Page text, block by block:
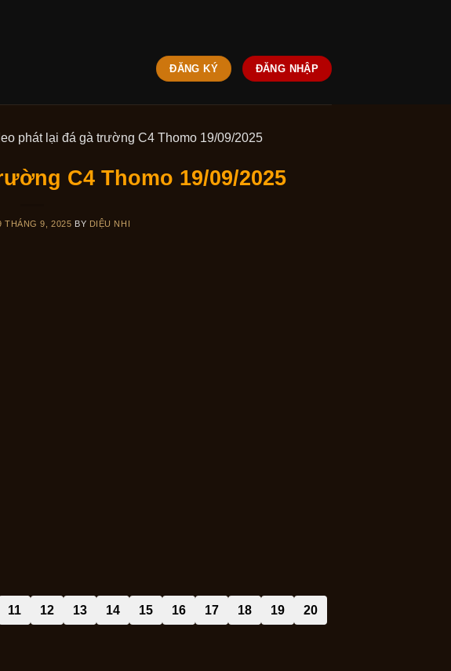
ĐĂNG KÝ ĐĂNG NHẬP
phát lại đá gà trường C4 Thomo 19/09/2025
C4 Thomo 19/09/2025
THÁNG 9, 2025 BY DIỆU NHI
11 12 13 14 15 16 17 18 19 20